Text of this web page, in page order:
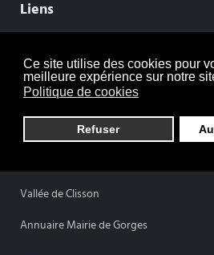
Ce site utilise des cookies pour
meilleure expérience sur notre
Politique de cookies
Refuser
Liens
Vin de Loire
Muscadet gros plant
Oh la Loire Atlantique
Vallée de Clisson
Annuaire Mairie de Gorges